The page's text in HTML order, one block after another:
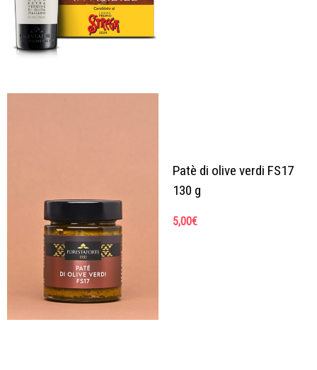
Patè di olive verdi FS17
130 g
5,00€